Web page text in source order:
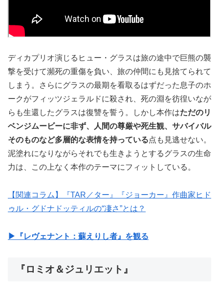
ディカプリオ演じるヒュー・グラスは旅の途中で巨熊の襲
撃を受けて瀕死の重傷を負い、旅の仲間にも見捨てられて
しまう。さらにグラスの最期を看取るはずだった息子のホ
ークがフィッツジェラルドに殺され、死の淵を彷徨いなが
らも生還したグラスは復讐を誓う。しかし本作はただのリ
ベンジムービーに非ず、人間の尊厳や死生観、サバイバル
そのものなど多層的な表情を持っている点も見逃せない。
泥塗れになりながらそれでも生きようとするグラスの生命
力は、この上なく本作のテーマにフィットしている。
【関連コラム】『TAR／ター』『ジョーカー』作曲家ヒド
ゥル・グドナドッティルの“凄さ”とは？
▶︎『レヴェナント：蘇えりし者』を観る
『ロミオ＆ジュリエット』